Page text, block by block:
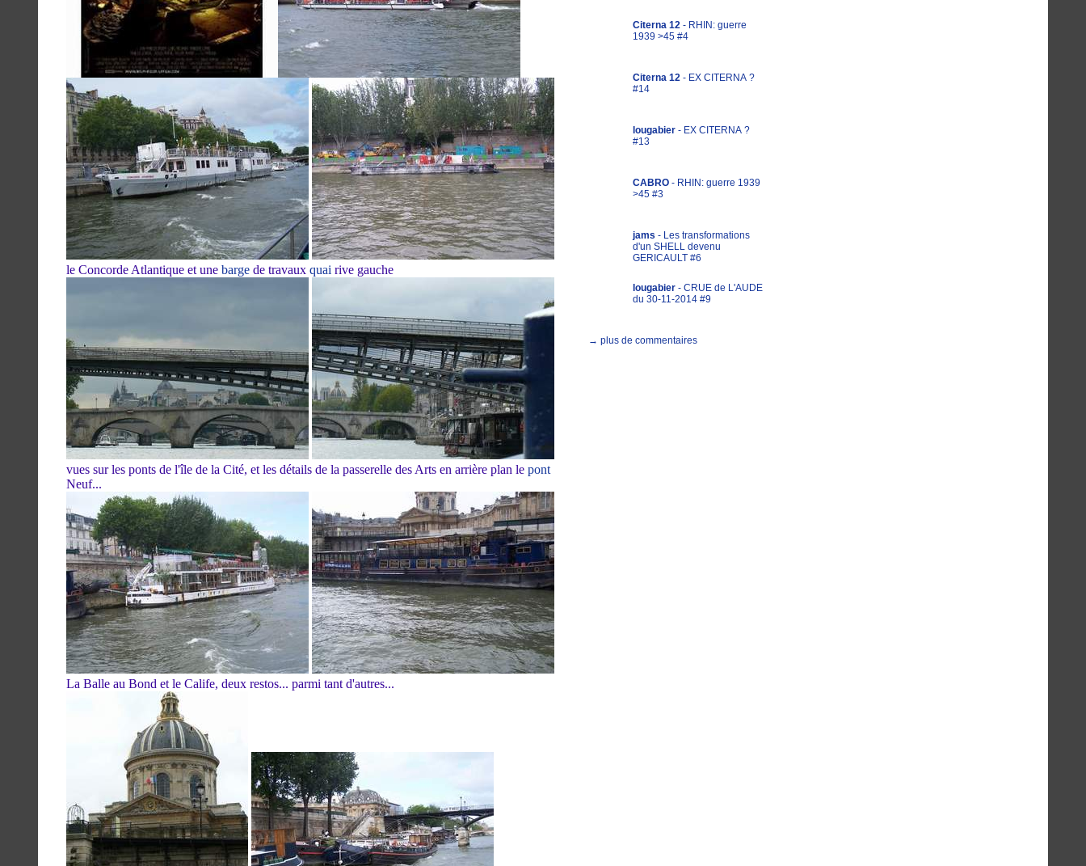
le Concorde Atlantique et une barge de travaux quai rive gauche
vues sur les ponts de l'île de la Cité, et les détails de la passerelle des Arts en arrière plan le pont
Neuf...
La Balle au Bond et le Calife, deux restos... parmi tant d'autres...
Citerna 12 - RHIN: guerre
1939 >45 #4
Citerna 12 - EX CITERNA ?
#14
lougabier - EX CITERNA ?
#13
CABRO - RHIN: guerre 1939
>45 #3
jams - Les transformations
d'un SHELL devenu
GERICAULT #6
lougabier - CRUE de L'AUDE
du 30-11-2014 #9
→ plus de commentaires